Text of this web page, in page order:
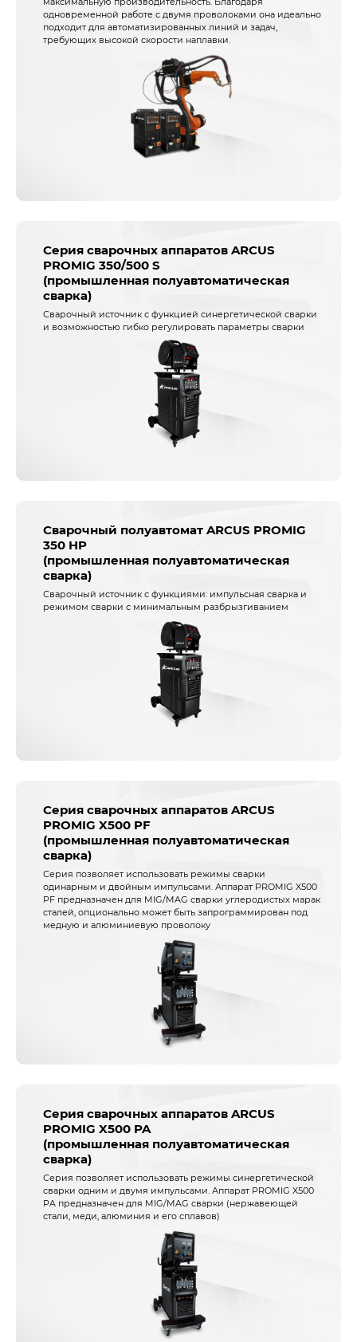
одновременной работе с двумя проволоками она идеально
подходит для автоматизированных линий и задач,
требующих высокой скорости наплавки.
Серия сварочных аппаратов ARCUS
PROMIG 350/500 S
(промышленная полуавтоматическая
сварка)
Сварочный источник с функцией синергетической сварки
и возможностью гибко регулировать параметры сварки
Сварочный полуавтомат ARCUS PROMIG
350 HP
(промышленная полуавтоматическая
сварка)
Сварочный источник с функциями: импульсная сварка и
режимом сварки с минимальным разбрызгиванием
Серия сварочных аппаратов ARCUS
PROMIG X500 PF
(промышленная полуавтоматическая
сварка)
Серия позволяет использовать режимы сварки
одинарным и двойным импульсами. Аппарат PROMIG X500
PF предназначен для MIG/MAG сварки углеродистых марак
сталей, опционально может быть запрограммирован под
медную и алюминиевую проволоку
Серия сварочных аппаратов ARCUS
PROMIG X500 PA
(промышленная полуавтоматическая
сварка)
Серия позволяет использовать режимы синергетической
сварки одним и двумя импульсами. Аппарат PROMIG X500
PA предназначен для MIG/MAG сварки (нержавеющей
стали, меди, алюминия и его сплавов)